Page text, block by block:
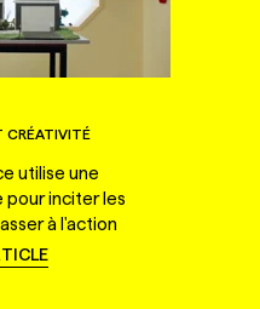
CRÉATIVITÉ
utilise une
inciter les
à l'action